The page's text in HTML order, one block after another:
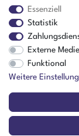
Essenziell
Statistik
Externe
Funktional
Weitere